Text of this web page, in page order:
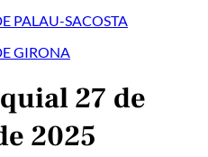
PALAU-SACOSTA
GIRONA
27 de
2025